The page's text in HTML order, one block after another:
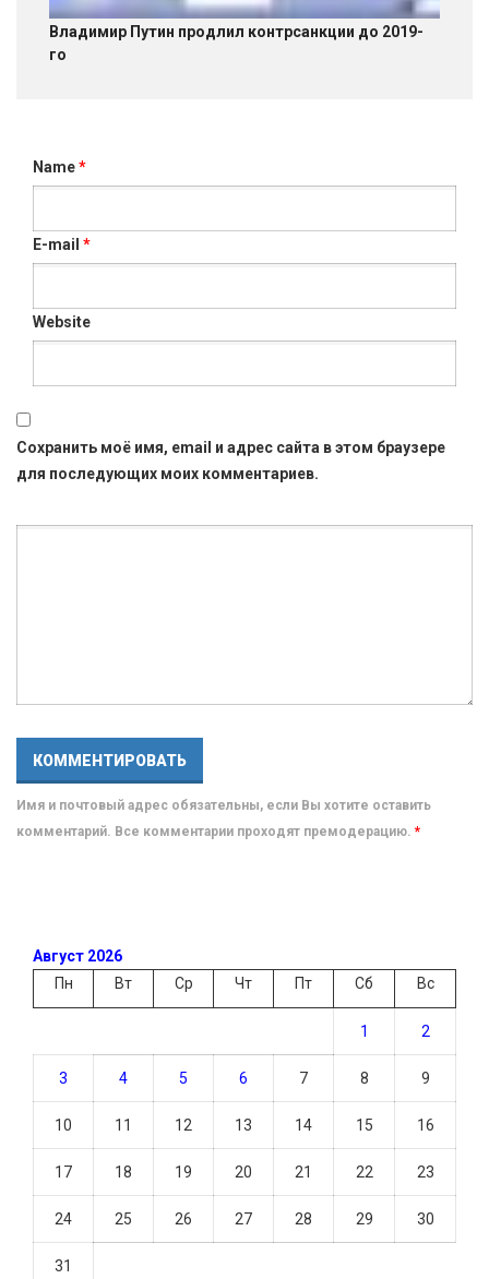
Владимир Путин продлил контрсанкции до 2019-
го
Name*
E-mail *
Website
Сохранить моё имя, email и адрес сайта в этом браузере
для последующих моих комментариев.
Имя и почтовый адрес обязательны, если Вы хотите оставить
комментарий. Все комментарии проходят премодерацию. *
Август 2026
Пн
Вт Ср Чт Пт Сб Вс
1 2
3 4 5 6 7 8 9
10 11 12 13 14 15 16
17 18 19 20 21 22 23
24 25 26 27 28 29 30
31